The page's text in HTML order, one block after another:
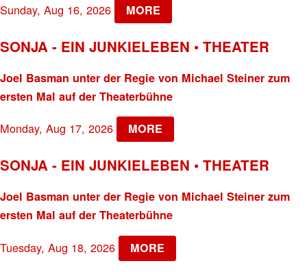
Sunday, Aug 16, 2026 MORE
SONJA - EIN JUNKIELEBEN • THEATER
Joel Basman unter der Regie von Michael Steiner zum
ersten Mal auf der Theaterbühne
Monday, Aug 17, 2026 MORE
SONJA - EIN JUNKIELEBEN • THEATER
Joel Basman unter der Regie von Michael Steiner zum
ersten Mal auf der Theaterbühne
Tuesday, Aug 18, 2026 MORE